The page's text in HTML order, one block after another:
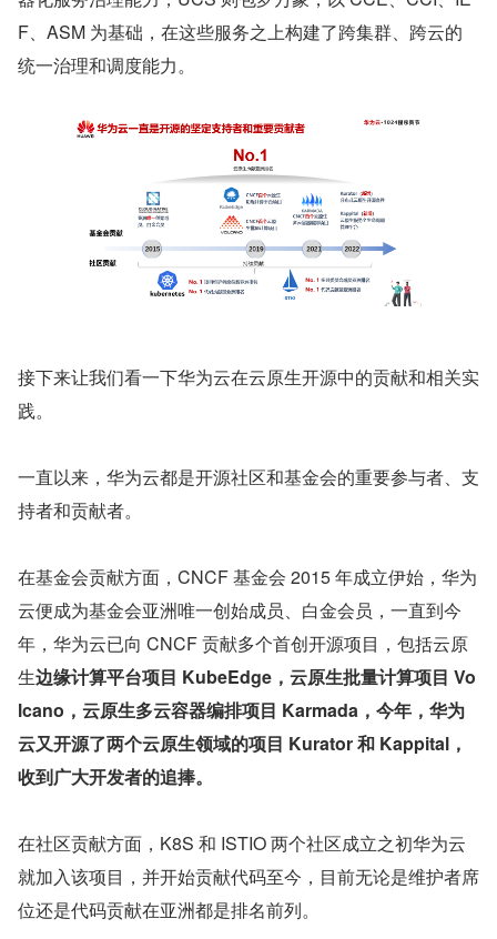
F、ASM 为基础，在这些服务之上构建了跨集群、跨云的
统一治理和调度能力。
接下来让我们看一下华为云在云原生开源中的贡献和相关实
践。
一直以来，华为云都是开源社区和基金会的重要参与者、支
持者和贡献者。
在基金会贡献方面，CNCF 基金会 2015 年成立伊始，华为
云便成为基金会亚洲唯一创始成员、白金会员，一直到今
年，华为云已向 CNCF 贡献多个首创开源项目，包括云原
生边缘计算平台项目 KubeEdge，云原生批量计算项目 Vo
lcano，云原生多云容器编排项目 Karmada，今年，华为
云又开源了两个云原生领域的项目 Kurator 和 Kappital，
收到广大开发者的追捧。
在社区贡献方面，K8S 和 ISTIO 两个社区成立之初华为云
就加入该项目，并开始贡献代码至今，目前无论是维护者席
位还是代码贡献在亚洲都是排名前列。